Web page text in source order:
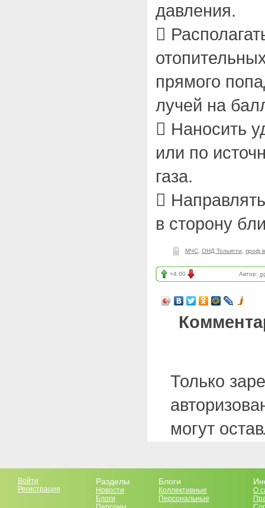
давления.

прямого
лучей на
 Наносить
или по
газа.

в сторону
МЧС ОНД Тольятти проф
+4.00 Автор:
Только
могут
Войти
Регистрация
Разделы
Новости
Блоги
Блоги
Коллективные
Персональные
О